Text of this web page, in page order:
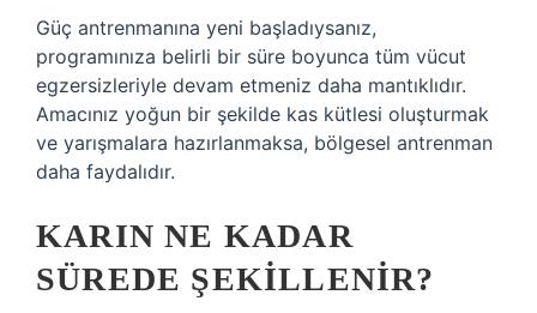
Güç antrenmanına yeni başladıysanız,
programınıza belirli bir süre boyunca tüm vücut
egzersizleriyle devam etmeniz daha mantıklıdır.
Amacınız yoğun bir şekilde kas kütlesi oluşturmak
ve yarışmalara hazırlanmaksa, bölgesel antrenman
daha faydalıdır.
KARIN NE KADAR
SÜREDE ŞEKILLENIR?